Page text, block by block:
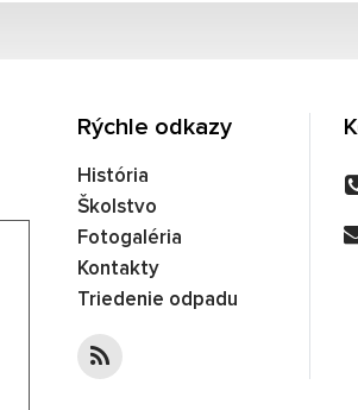
správy...
Rýchle odkazy
História
Školstvo
Fotogaléria
Kontakty
Triedenie odpadu